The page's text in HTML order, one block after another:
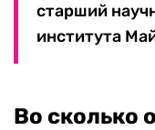
старший
института
Во сколько